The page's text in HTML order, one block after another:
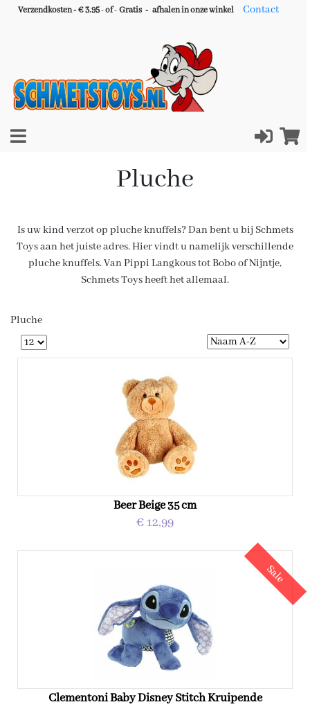
Verzendkosten - € 3.95-of- Gratis - afhalen in onze winkel Contact
Pluche
Is uw kind verzot op pluche knuffels? Dan bent u bij Schmets
Toys aan het juiste adres. Hier vindt u namelijk verschillende
pluche knuffels. Van Pippi Langkous tot Bobo of Nijntje,
Schmets Toys heeft het allemaal.
Pluche
Beer Beige 35 cm
€ 12,99
Sale
Clementoni Baby Disney Stitch Kruipende